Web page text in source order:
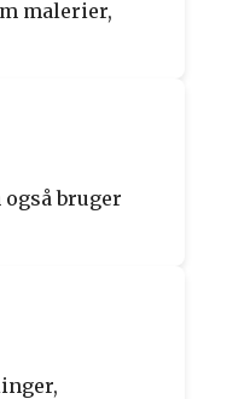
malerier,
bruger